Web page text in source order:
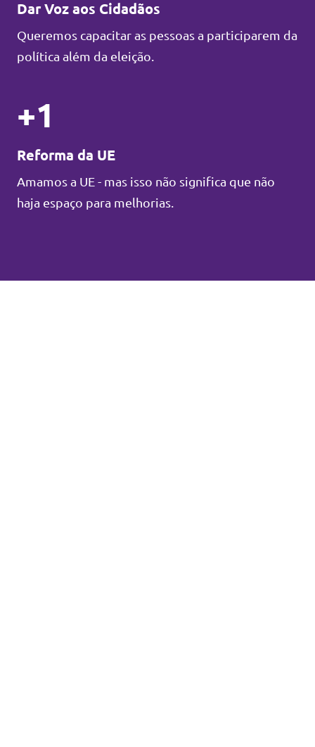
Dar Voz aos Cidadãos
Queremos capacitar as pessoas a participarem da
política além da eleição.
+1
Reforma da UE
Amamos a UE - mas isso não significa que não
haja espaço para melhorias.